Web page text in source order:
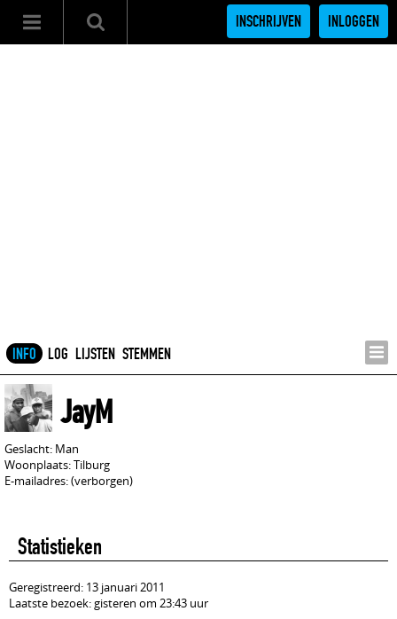
INSCHRIJVEN INLOGGEN
INFO LOG LIJSTEN STEMMEN
JayM
Geslacht: Man
Woonplaats: Tilburg
E-mailadres: (verborgen)
Statistieken
Geregistreerd: 13 januari 2011
Laatste bezoek: gisteren om 23:43 uur